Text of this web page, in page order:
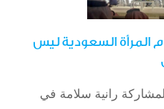
المرأة السعودية ليس
رانية سلامة في